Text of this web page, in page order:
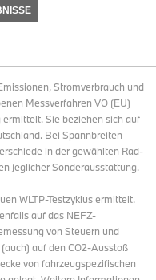
Stromverbrauch und
Messverfahren VO (EU)
Sie beziehen sich auf
Bei Spannbreiten
in der gewählten Rad-
jeglicher Sonderausstattung.
WLTP-Testzyklus ermittelt.
auf das NEFZ-
von Steuern und
auf den CO2-Ausstoß
von fahrzeugspezifischen